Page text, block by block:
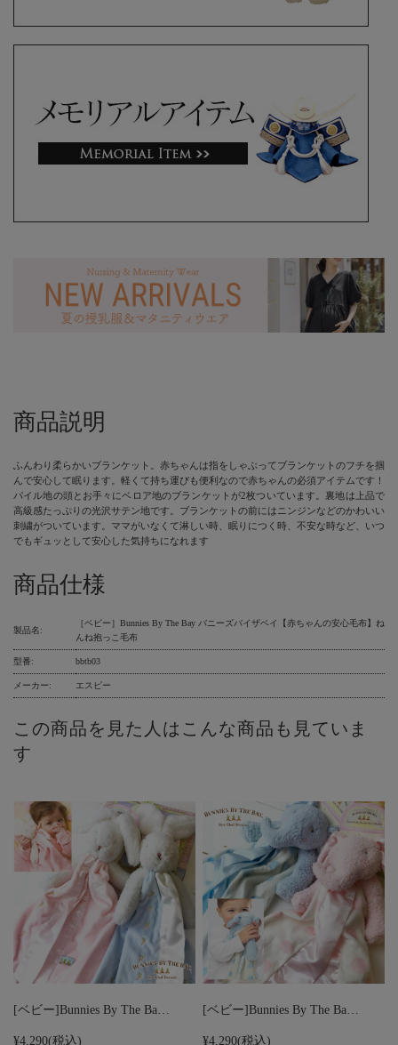
商品説明
ふんわり柔らかいブランケット。赤ちゃんは指をしゃぶってブランケットのフチを掴
んで安心して眠ります。軽くて持ち運びも便利なので赤ちゃんの必須アイテムです！
パイル地の頭とお手々にベロア地のブランケットが2枚ついています。裏地は上品で
高級感たっぷりの光沢サテン地です。ブランケットの前にはニンジンなどのかわいい
刺繍がついています。ママがいなくて淋しい時、眠りにつく時、不安な時など、いつ
でもギュッとして安心した気持ちになれます
商品仕様
製品名:
［ベビー］Bunnies By The Bay バニーズバイザベイ【赤ちゃんの安心毛布】ね
んね抱っこ毛布
型番: bbtb03
メーカー: エスピー
この商品を見た人はこんな商品も見ていま
す
[ベビー]Bunnies By The Ba…
¥4,290(税込)
[ベビー]Bunnies By The Ba…
¥4,290(税込)